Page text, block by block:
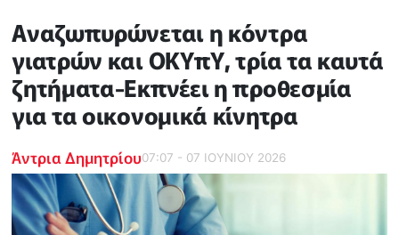
Αναζωπυρώνεται η κόντρα
γιατρών και ΟΚΥπΥ, τρία τα καυτά
ζητήματα-Εκπνέει η προθεσμία
για τα οικονομικά κίνητρα
Άντρια Δημητρίου07:07 - 07 ΙΟΥΝΙΟΥ 2026